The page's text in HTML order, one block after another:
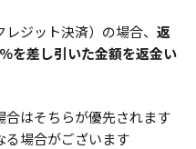
ジット決済）の場合、 返
を差し引いた金額を返金い
はそちらが優先されます
場合がございます